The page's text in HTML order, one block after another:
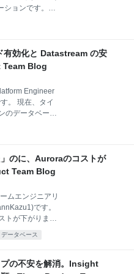
は、「保持期間
いう場面が来た
のFlex Logsを
ションです。以
ョンが日中に通
乗り出しまし
ロングトランザ
組み合わせた自
カニズム 日常
への ALTER
状況でした。原
Aurora
効化と Datastream の安
Team Blog
Engineer
。 現在、タイ
のデータベース
を進めていま
に伴う SQL の互
り組んでいる
を行うにあたっ
決したかを紹介
はその都度補足
、現状利用して
相当の互換
8.4 相当の
のに、Auroraのコストが
Team Blog
ムエンジニアリ
です。
トが下がりまし
顔をされます。
てるだろ、と。
インスタンスを
データベース
の不安を解消。Insight